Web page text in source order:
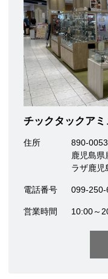
チックタックア
住所
890-0053
鹿児島
ラザ鹿児
電話番号 099-250-
営業時間 10:00～